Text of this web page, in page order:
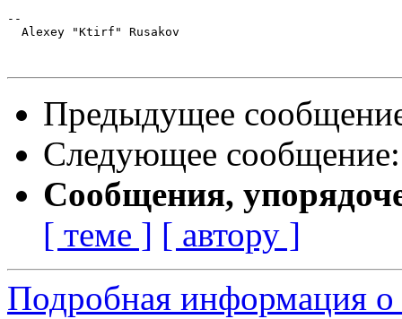
--
  Alexey "Ktirf" Rusakov
Предыдущее
Следующее
Сообщения,
[ теме ] [ автору ]
Подробная информация о